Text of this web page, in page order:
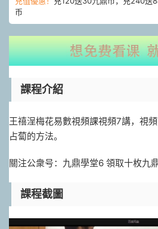
币
課程介紹
王禧浧梅花易數視頻課視頻7講，視
占蔔的方法。
關注公衆号：九鼎學堂6 領取十枚九
課程截圖